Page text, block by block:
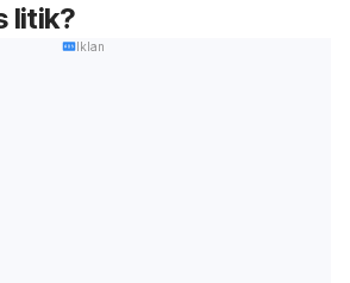
litik?
Iklan